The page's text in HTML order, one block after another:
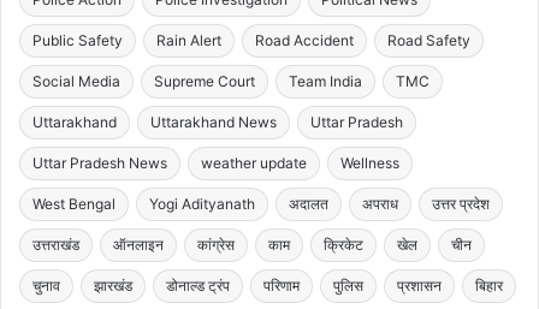
Public Safety Rain Alert Road Accident Road Safety
Social Media Supreme Court Team India TMC
Uttarakhand Uttarakhand News Uttar Pradesh
Uttar Pradesh News weather update Wellness
West Bengal Yogi Adityanath अदालत अपराध उत्तर प्रदेश
उत्तराखंड ऑनलाइन कांग्रेस काम क्रिकेट खेल चीन
चुनाव झारखंड डोनाल्ड ट्रंप परिणाम पुलिस प्रशासन बिहार